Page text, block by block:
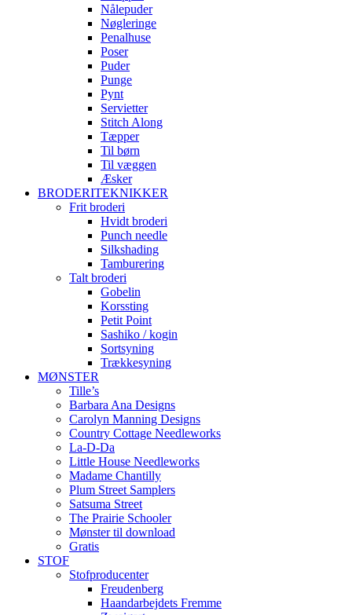
Nålepuder
Nøgleringe
Penalhuse
Poser
Puder
Punge
Pynt
Servietter
Stitch Along
Tæpper
Til børn
Til væggen
Æsker
BRODERITEKNIKKER
Frit broderi
Hvidt broderi
Punch needle
Silkshading
Tamburering
Talt broderi
Gobelin
Korssting
Petit Point
Sashiko / kogin
Sortsyning
Trækkesyning
MØNSTER
Tille’s
Barbara Ana Designs
Carolyn Manning Designs
Country Cottage Needleworks
La-D-Da
Little House Needleworks
Madame Chantilly
Plum Street Samplers
Satsuma Street
The Prairie Schooler
Mønster til download
Gratis
STOF
Stofproducenter
Freudenberg
Haandarbejdets Fremme